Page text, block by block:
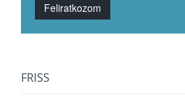
Feliratkozom
FRISS